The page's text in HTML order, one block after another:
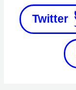
Twitter